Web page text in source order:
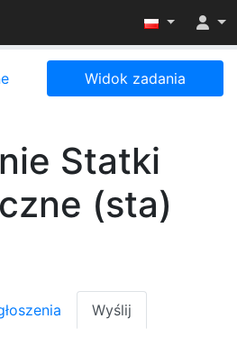
widoczność menu
Widok zadania
Statki
(sta)
Wyślij